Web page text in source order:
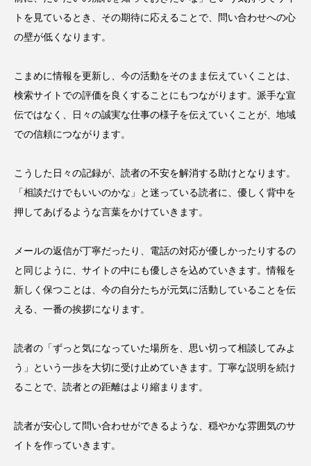
トを見ているとき、その期待に応えることで、問い合わせへの心
の壁が低くなります。
こまめに情報を更新し、今の活動をそのまま伝えていくことは、
検索サイトでの評価を良くすることにもつながります。派手な宣
伝ではなく、日々の誠実な仕事の様子を伝えていくことが、地域
での信頼につながります。
こうした日々の記録が、読者の不安を解消する助けとなります。
「相談だけでもいいのかな」と迷っている読者に、優しく背中を
押してあげるような言葉をかけていきます。
メールの返信が丁寧だったり、電話の対応が優しかったりするの
と同じように、サイトの中にも優しさを込めていきます。情報を
新しく保つことは、今の自分たちが元気に活動していることを伝
える、一番の挨拶になります。
読者の「ずっと気になっていた場所を、思い切って相談してみよ
う」という一歩を大切に受け止めていきます。丁寧な説明を続け
ることで、読者との距離はより縮まります。
読者が安心して問い合わせができるような、穏やかな雰囲気のサ
イトを作っていきます。